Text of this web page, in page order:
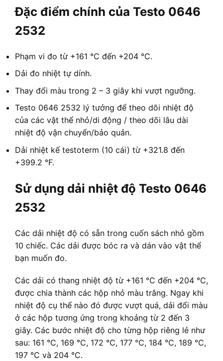
Đặc điểm chính của Testo 0646
2532
Phạm vi đo từ +161 °C đến +204 °C.
Dải đo nhiệt tự dính.
Thay đổi màu trong 2 – 3 giây khi vượt ngưỡng.
Testo 0646 2532 lý tưởng để theo dõi nhiệt độ
của các vật thể nhỏ/di động / theo dõi lâu dài
nhiệt độ vận chuyển/bảo quản.
Dải nhiệt kế testoterm (10 cái) từ +321.8 đến
+399.2 °F.
Sử dụng dải nhiệt độ Testo 0646
2532
Các dải nhiệt độ có sẵn trong cuốn sách nhỏ gồm
10 chiếc. Các dải được bóc ra và dán vào vật thể
bạn muốn đo.
Các dải có thang nhiệt độ từ +161 °C đến +204 °C,
được chia thành các hộp nhỏ màu trắng. Ngay khi
nhiệt độ cụ thể nào đó được vượt quá, dải đổi màu
ở các hộp tương ứng trong khoảng từ 2 đến 3
giây. Các bước nhiệt độ cho từng hộp riêng lẻ như
sau: 161 °C, 169 °C, 172 °C, 177 °C, 184 °C, 189 °C,
197 °C và 204 °C.